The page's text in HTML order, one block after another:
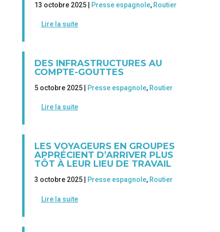
13 octobre 2025 | Presse espagnole, Routier
Lire la suite
DES INFRASTRUCTURES AU
COMPTE-GOUTTES
5 octobre 2025 | Presse espagnole, Routier
Lire la suite
LES VOYAGEURS EN GROUPES
APPRÉCIENT D’ARRIVER PLUS
TÔT À LEUR LIEU DE TRAVAIL
3 octobre 2025 | Presse espagnole, Routier
Lire la suite